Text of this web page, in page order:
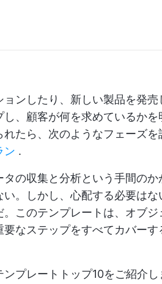
ョンしたり、新しい製品を発
し、顧客が何を求めているか
れたら、次のようなフェーズ
ン .
の収集と分析という手間の
い。しかし、心配する必要は
このテンプレートは、オブ
なステップをすべてカバーす
ンプレートトップ10をご紹介